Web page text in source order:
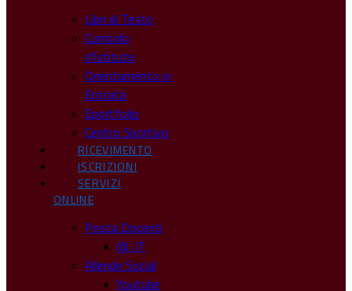
Libri di Testo
Curricolo
d’Istituto
Orientamento in
Entrata
Eportfolio
Centro Sportivo
RICEVIMENTO
ISCRIZIONI
SERVIZI
ONLINE
Posta Docenti
@ .IT
Allende Social
Youtube